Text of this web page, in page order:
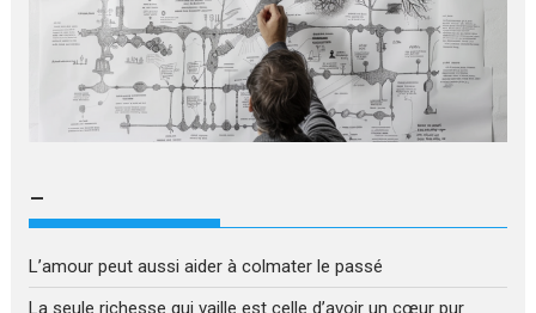
–
L’amour peut aussi aider à colmater le passé
La seule richesse qui vaille est celle d’avoir un cœur pur